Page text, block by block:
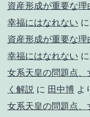
資産形成が重要な
幸福にはなれない に
資産形成が重要な
幸福にはなれない に
女系天皇の問題点
く解説 に 田中博 よ
女系天皇の問題点